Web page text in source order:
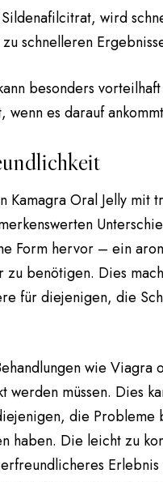
wird
schnelleren
besonders
wenn es darauf
Oral Jelly mit
Form hervor – ein
zu benötigen. Dies
für diejenigen, die
wie Viagra
werden müssen. Dies
die Probleme
haben. Die leicht zu